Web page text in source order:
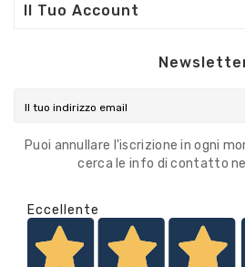
Il Tuo Account
Puoi annullare l'iscrizione in ogni
cerca le info di contatto
Eccellente